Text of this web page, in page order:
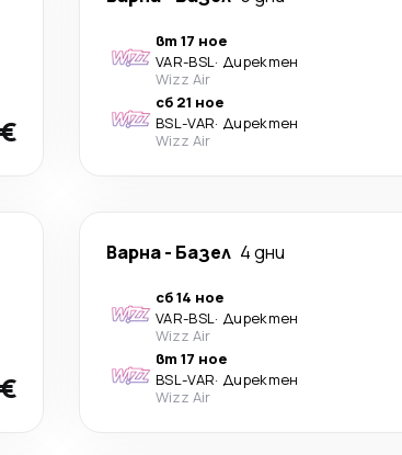
вт 17 ное
VAR-BSL· Директен
Wizz Air
сб 21 ное
BSL-VAR· Директен
Wizz Air
Варна- Базел 4 дни
сб 14 ное
VAR-BSL· Директен
Wizz Air
вт 17 ное
BSL-VAR· Директен
Wizz Air